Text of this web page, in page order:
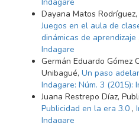
Dayana Matos
Juegos en el aula de
dinámicas de aprendizaje
Indagare
Germán Eduardo Gómez
Unibagué, Un paso
Indagare: Núm. 3 (2015):
Juana Restrepo Díaz,
Publicidad en la era 3.0 ,
Indagare